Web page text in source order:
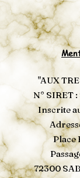
"AUX
N° SIRET :
Inscrite
Place
72300